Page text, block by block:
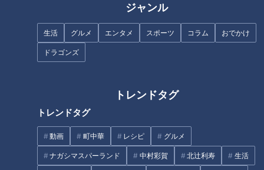
ジャンル
生活 グルメ エンタメ スポーツ コラム おでかけ
ドラゴンズ
トレンドタグ
トレンドタグ
動画 町中華 レシピ グルメ
ナガシマスパーランド 中村彩賀 北辻利寿 生活
だ、生きていて良かったと思えるような結婚式にした
い・・。」と涙を流す吉本に鶴瓶は、ただならぬものを感じ
は新郎を思う気持ちを更に強く語る。「実は、私ストリッパー
なんです。」と自分の身の上を告白しながら「彼は私の宝物な
んです。彼のためなら何でもできる・・。」とまるで吉本個人
の恋愛観を語っているように切々と台詞を繰り出す。スジナシ
は、演じる人の人間が浮き彫りになるトーク番組なのだ・・と